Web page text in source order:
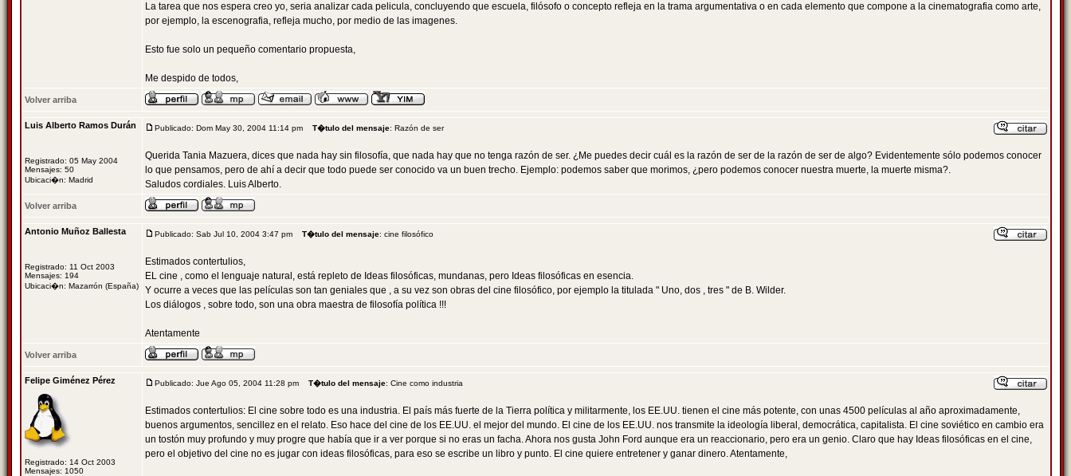
La tarea que nos espera creo yo, seria analizar cada pelicula, concluyendo que escuela, filósofo o concepto refleja en la trama argumentativa o en cada elemento que compone a la cinematografia como arte,
por ejemplo, la escenografia, refleja mucho, por medio de las imagenes.
Esto fue solo un pequeño comentario propuesta,
Me despido de todos,
Volver arriba
Luis Alberto Ramos Durán
Registrado: 05 May 2004
Mensajes: 50
Ubicaci�n: Madrid
Publicado: Dom May 30, 2004 11:14 pm T�tulo del mensaje: Razón de ser
Querida Tania Mazuera, dices que nada hay sin filosofía, que nada hay que no tenga razón de ser. ¿Me puedes decir cuál es la razón de ser de la razón de ser de algo? Evidentemente sólo podemos conocer
lo que pensamos, pero de ahí a decir que todo puede ser conocido va un buen trecho. Ejemplo: podemos saber que morimos, ¿pero podemos conocer nuestra muerte, la muerte misma?.
Saludos cordiales. Luis Alberto.
Volver arriba
Antonio Muñoz Ballesta
Registrado: 11 Oct 2003
Mensajes: 194
Ubicaci�n: Mazarrón (España)
Publicado: Sab Jul 10, 2004 3:47 pm T�tulo del mensaje: cine filosófico
Estimados contertulios,
EL cine , como el lenguaje natural, está repleto de Ideas filosóficas, mundanas, pero Ideas filosóficas en esencia.
Y ocurre a veces que las películas son tan geniales que , a su vez son obras del cine filosófico, por ejemplo la titulada " Uno, dos , tres " de B. Wilder.
Los diálogos , sobre todo, son una obra maestra de filosofía política !!!
Atentamente
Volver arriba
Felipe Giménez Pérez
Registrado: 14 Oct 2003
Mensajes: 1050
Publicado: Jue Ago 05, 2004 11:28 pm T�tulo del mensaje: Cine como industria
Estimados contertulios: El cine sobre todo es una industria. El país más fuerte de la Tierra política y militarmente, los EE.UU. tienen el cine más potente, con unas 4500 películas al año aproximadamente,
buenos argumentos, sencillez en el relato. Eso hace del cine de los EE.UU. el mejor del mundo. El cine de los EE.UU. nos transmite la ideología liberal, democrática, capitalista. El cine soviético en cambio era
un tostón muy profundo y muy progre que había que ir a ver porque si no eras un facha. Ahora nos gusta John Ford aunque era un reaccionario, pero era un genio. Claro que hay Ideas filosóficas en el cine,
pero el objetivo del cine no es jugar con ideas filosóficas, para eso se escribe un libro y punto. El cine quiere entretener y ganar dinero. Atentamente,